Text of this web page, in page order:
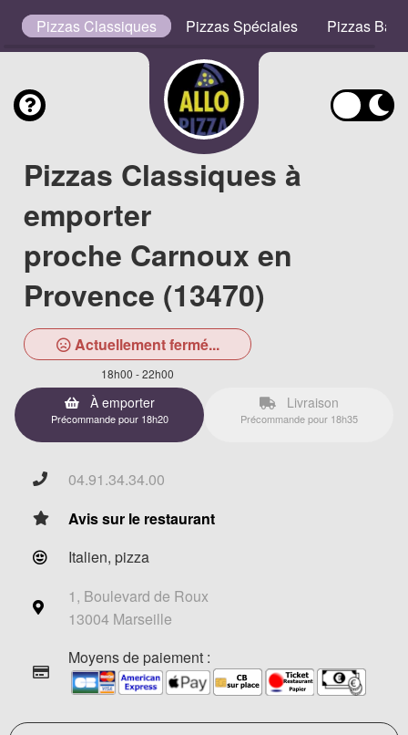
Pizzas Classiques Pizzas Spéciales Pizzas
Pizzas Classiques à
emporter
proche Carnoux en
Provence (13470)
Actuellement fermé...
18h00 - 22h00
À emporter
Précommande pour 18h20
Livraison
Précommande pour 18h35
04.91.34.34.00
Avis sur le restaurant
Italien, pizza
1, Boulevard de Roux
13004 Marseille
Moyens de paiement :